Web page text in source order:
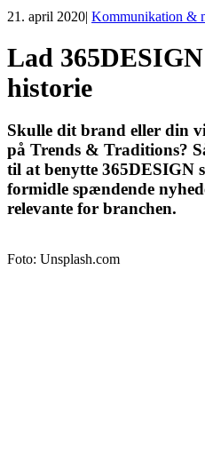
21. april 2020| Kommunikation &
Lad
historie
Skulle dit brand eller din
på Trends & Traditions?
til at benytte 365DESIGN
formidle spændende
relevante for branchen.
Foto: Unsplash.com